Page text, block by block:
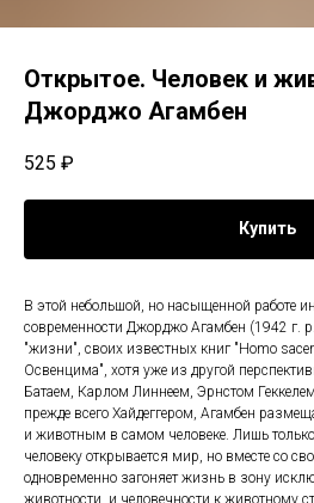
Открытое. Человек и
Джорджо Агамбен
525 ₽
Купить
В этой небольшой, но насыщенной работе
современности Джорджо Агамбен (1942 г.
"жизни", своих известных книг "Homo
Освенцима", хотя уже из другой
Батаем, Карлом Линнеем, Эрнстом
прежде всего Хайдеггером, Агамбен
и животным в самом человеке. Лишь
человеку открывается мир, но вместе со
одновременно загоняет жизнь в зону
животности, и человечности к животному